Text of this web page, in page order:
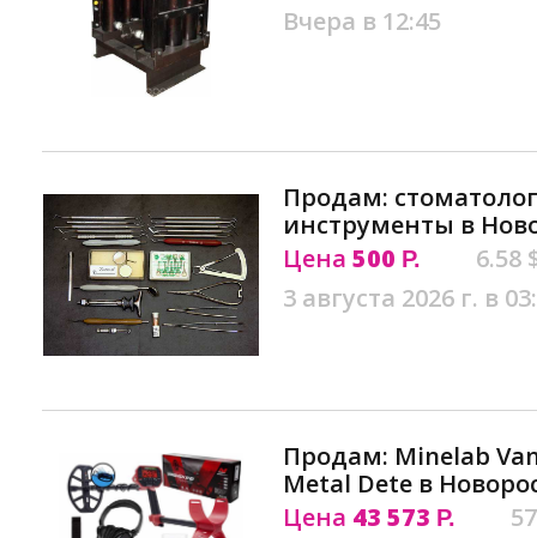
Вчера в 12:45
Продам:
инструменты в
Цена 500 Р.
6.58
3 августа 2026 г. в
Продам: Minelab
Metal Dete в
Цена 43 573 Р.